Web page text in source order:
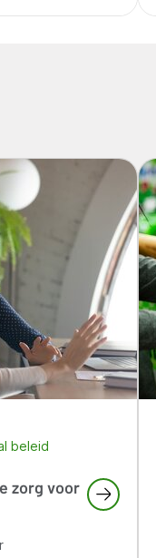
zorg voor
beleid